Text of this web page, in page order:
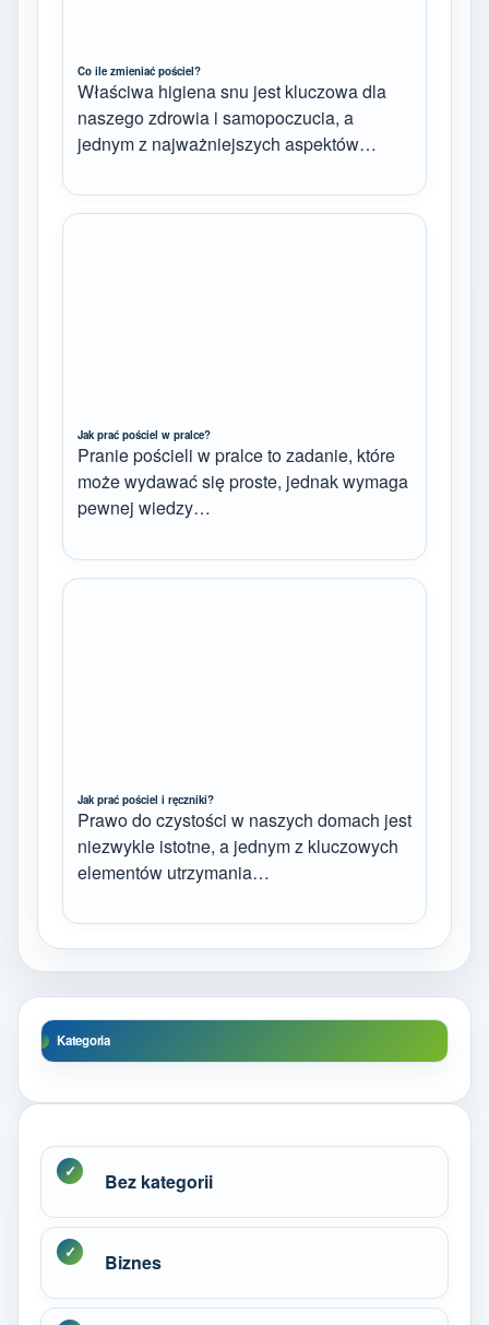
Co ile zmieniać pościel?
Właściwa higiena snu jest kluczowa dla
naszego zdrowia i samopoczucia, a
jednym z najważniejszych aspektów…
Jak prać pościel w pralce?
Pranie pościeli w pralce to zadanie, które
może wydawać się proste, jednak wymaga
pewnej wiedzy…
Jak prać pościel i ręczniki?
Prawo do czystości w naszych domach jest
niezwykle istotne, a jednym z kluczowych
elementów utrzymania…
Kategoria
Bez kategorii
Biznes